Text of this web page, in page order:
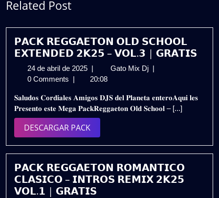
Related Post
𝗣𝗔𝗖𝗞 𝗥𝗘𝗚𝗚𝗔𝗘𝗧𝗢𝗡 𝗢𝗟𝗗 𝗦𝗖𝗛𝗢𝗢𝗟
𝗘𝗫𝗧𝗘𝗡𝗗𝗘𝗗 𝟮𝗞𝟮𝟱 – 𝗩𝗢𝗟.𝟯 | 𝗚𝗥𝗔𝗧𝗜𝗦
24 de abril de 2025 24
de
de
2025
| Gato Mix Dj 𝗣𝗔𝗖𝗞
𝗦𝗖𝗛𝗢𝗢𝗟
𝗘𝗫𝗧𝗘𝗡𝗗𝗘𝗗
|
𝗚𝗥𝗔𝗧𝗜𝗦
|
0 Comments | 20:08
𝐒𝐚𝐥𝐮𝐝𝐨𝐬 𝐂𝐨𝐫𝐝𝐢𝐚𝐥𝐞𝐬 𝐀𝐦𝐢𝐠𝐨𝐬 𝐃𝐉𝐒 𝐝𝐞𝐥 𝐏𝐥𝐚𝐧𝐞𝐭𝐚 𝐞𝐧𝐭𝐞𝐫𝐨𝐀𝐪𝐮𝐢 𝐥𝐞𝐬
𝐏𝐫𝐞𝐬𝐞𝐧𝐭𝐨 𝐞𝐬𝐭𝐞 𝐌𝐞𝐠𝐚 𝐏𝐚𝐜𝐤𝐑𝐞𝐠𝐠𝐚𝐞𝐭𝐨𝐧 𝐎𝐥𝐝 𝐒𝐜𝐡𝐨𝐨𝐥 – [...]
DESCARGAR PACKDESCARGAR
PACK
𝗣𝗔𝗖𝗞 𝗥𝗘𝗚𝗚𝗔𝗘𝗧𝗢𝗡 𝗥𝗢𝗠𝗔𝗡𝗧𝗜𝗖𝗢
𝗖𝗟𝗔𝗦𝗜𝗖𝗢 – 𝗜𝗡𝗧𝗥𝗢𝗦 𝗥𝗘𝗠𝗜𝗫 𝟮𝗞𝟮𝟱
𝗩𝗢𝗟.𝟭 | 𝗚𝗥𝗔𝗧𝗜𝗦